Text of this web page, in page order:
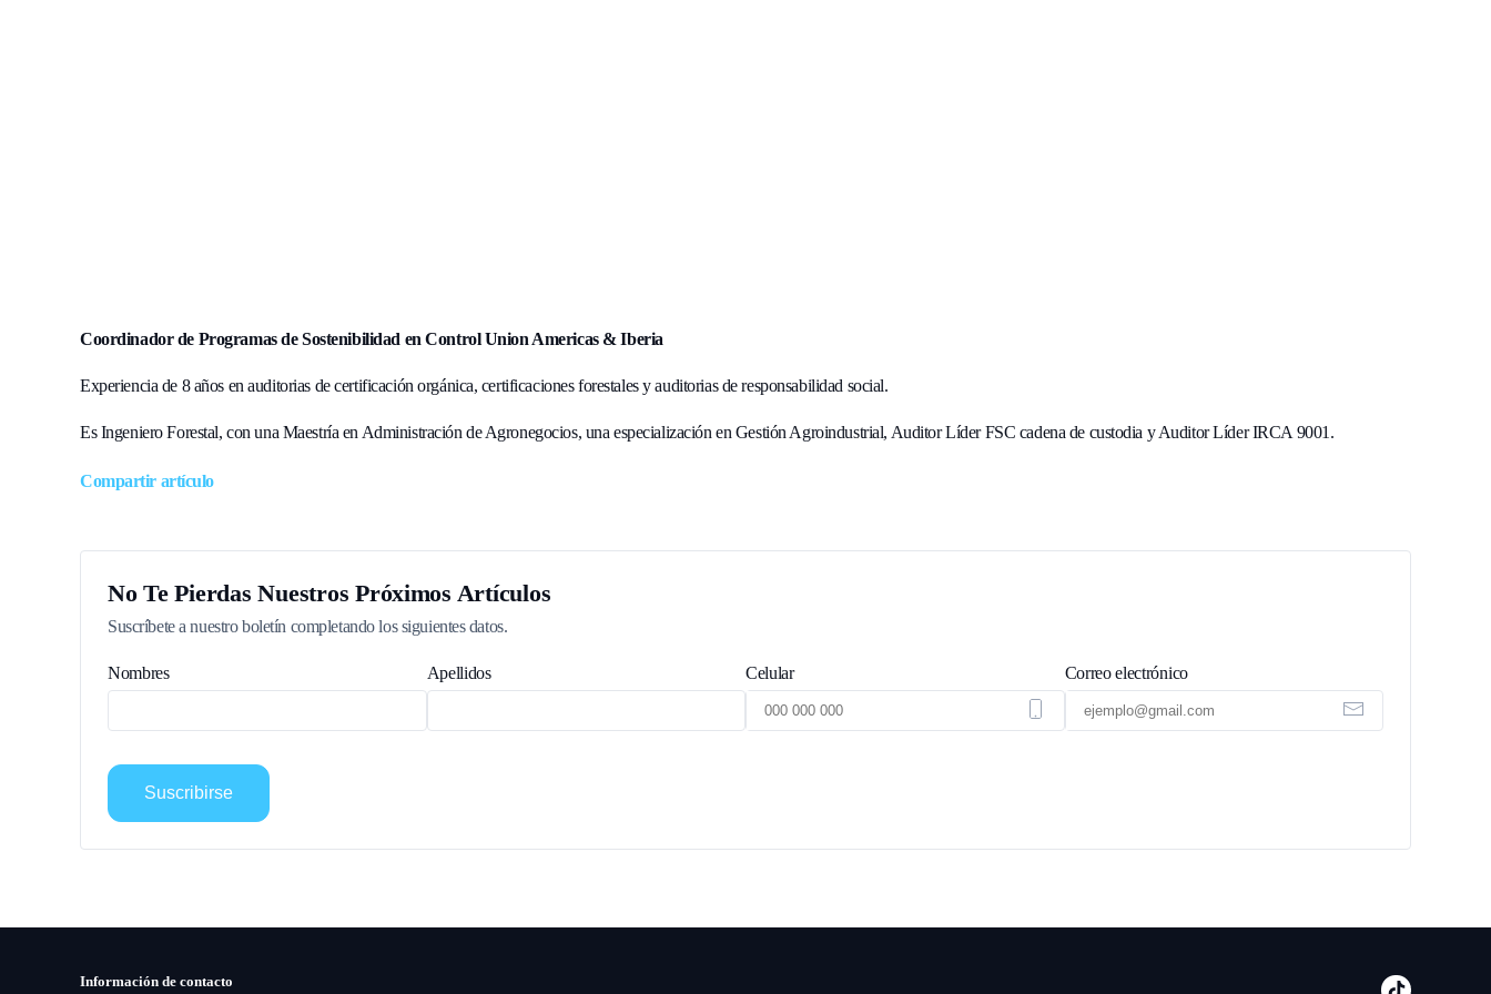
Coordinador de Programas de Sostenibilidad en Control Union Americas & Iberia
Experiencia de 8 años enauditorias de certificación orgánica, certificaciones forestales y auditorias de responsabilidad social.
Es Ingeniero Forestal, con una Maestría en Administración de Agronegocios, una especialización en Gestión Agroindustrial, Auditor Líder FSC cadena de custodia y Auditor Líder IRCA 9001.
Compartir artículo
No Te Pierdas Nuestros Próximos Artículos
Suscríbete a nuestro boletín completando los siguientes datos.
Nombres Apellidos Celular Correo electrónico
Suscribirse
Información de contacto